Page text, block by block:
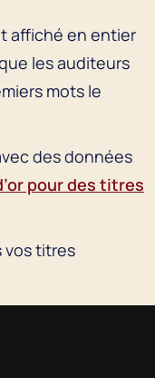
affiché en entier
les auditeurs
mots le
des données
pour des titres
vos titres